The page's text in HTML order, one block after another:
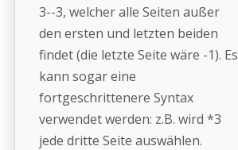
3--3, welcher alle Seiten außer
den ersten und letzten beiden
findet (die letzte Seite wäre -1). Es
kann sogar eine
fortgeschrittenere Syntax
verwendet werden: z.B. wird *3
jede dritte Seite auswählen.